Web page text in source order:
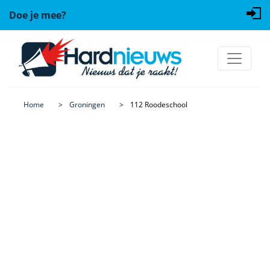
Doe je mee?
Home Groningen 112 Roodeschool